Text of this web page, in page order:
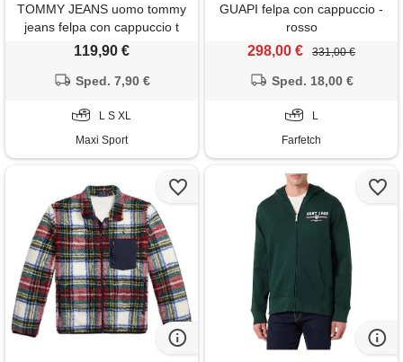
TOMMY JEANS uomo tommy
jeans felpa con cappuccio t
logo tartan
119,90 €
Sped. 7,90 €
L S XL
Maxi Sport
GUAPI felpa con cappuccio -
rosso
298,00 € 331,00 €
Sped. 18,00 €
L
Farfetch